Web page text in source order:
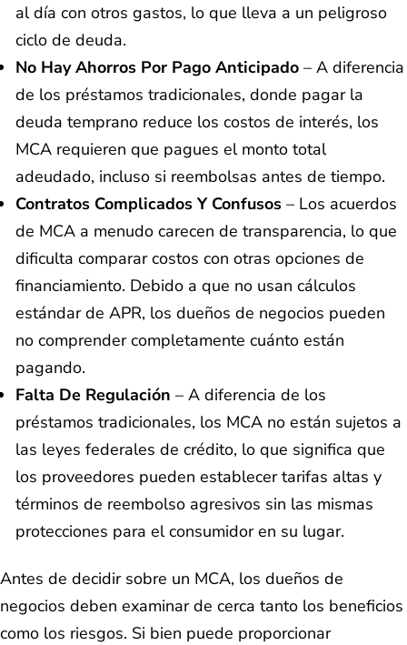
al día con otros gastos, lo que lleva a un peligroso
ciclo de deuda.
No Hay Ahorros Por Pago Anticipado – A diferencia
de los préstamos tradicionales, donde pagar la
deuda temprano reduce los costos de interés, los
MCA requieren que pagues el monto total
adeudado, incluso si reembolsas antes de tiempo.
Contratos Complicados Y Confusos – Los acuerdos
de MCA a menudo carecen de transparencia, lo que
dificulta comparar costos con otras opciones de
financiamiento. Debido a que no usan cálculos
estándar de APR, los dueños de negocios pueden
no comprender completamente cuánto están
pagando.
Falta De Regulación – A diferencia de los
préstamos tradicionales, los MCA no están sujetos a
las leyes federales de crédito, lo que significa que
los proveedores pueden establecer tarifas altas y
términos de reembolso agresivos sin las mismas
protecciones para el consumidor en su lugar.
Antes de decidir sobre un MCA, los dueños de
negocios deben examinar de cerca tanto los beneficios
como los riesgos. Si bien puede proporcionar